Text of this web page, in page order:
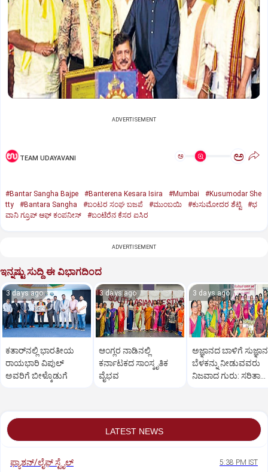
ADVERTISEMENT
TEAM UDAYAVANI ಅ ಅ
#Bantar Sangha Bajpe #Banterena Kesara Isira #Mumbai
#Kusumodar She
tty
#Bantara Sangha #ಬಂಟರ ಸಂಘ ಬಜಪೆ #ಮುಂಬಯಿ #ಕುಸುಮೋದರ ಶೆಟ್ಟಿ
#ಭ
ವಾನಿ ಗ್ರೂಪ್‌ ಆಫ್‌ ಕಂಪನೀಸ್‌
#ಬಂಟೆರೆನ ಕೆಸರ ಐಸಿರ
ADVERTISEMENT
ಇನ್ನಷ್ಟು ಸುದ್ದಿ ಈ ವಿಭಾಗದಿಂದ
3 days ago
ಕತಾರ್‌ನಲ್ಲಿ ಭಾರತೀಯ
ರಾಯಭಾರಿ ವಿಪುಲ್‌
ಅವರಿಗೆ ಬೀಳ್ಕೊಡುಗೆ
3 days ago
ಆಂಗ್ಲರ ನಾಡಿನಲ್ಲಿ
ಕರ್ನಾಟಕದ ಸಾಂಸ್ಕೃತಿಕ‌
ವೈಭವ
3 days ago
ಅಜ್ಞಾನದ ಬಾಳಿಗೆ
ಬೆಳಕನ್ನು ನೀಡುವವರು
ನಿಜವಾದ ಗುರು: ಸರಿತಾ
LATEST NEWS
ಫ್ಯಾಶನ್/ಲೈಫ್‌ ಸ್ಟೈಲ್ 5:38 PM IST